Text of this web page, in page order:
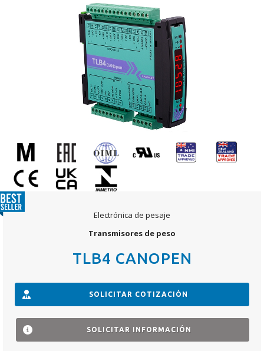
Electrónica de pesaje
Transmisores de peso
TLB4 CANOPEN
SOLICITAR COTIZACIÓN
SOLICITAR INFORMACIÓN